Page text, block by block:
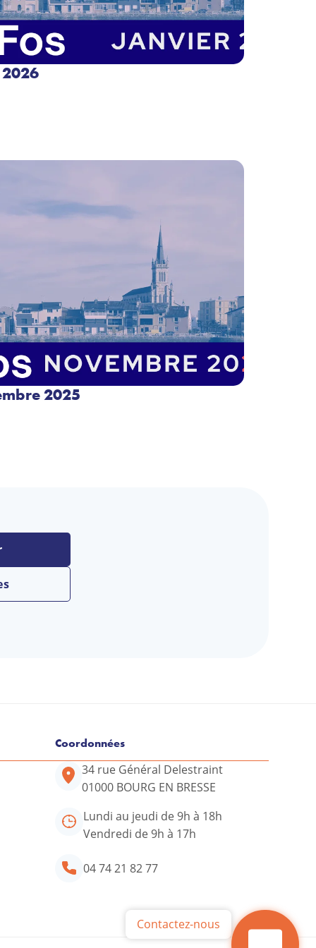
2025
conseiller ADIL
34 rue Général Delestraint
01000 BOURG EN BRESSE
Lundi au jeudi de 9h à 18h
Contactez-nous
Coordonnées
34 rue Général Delestraint
01000 BOURG EN BRESSE
Lundi au jeudi de 9h à 18h
Vendredi de 9h à 17h
04 74 21 82 77